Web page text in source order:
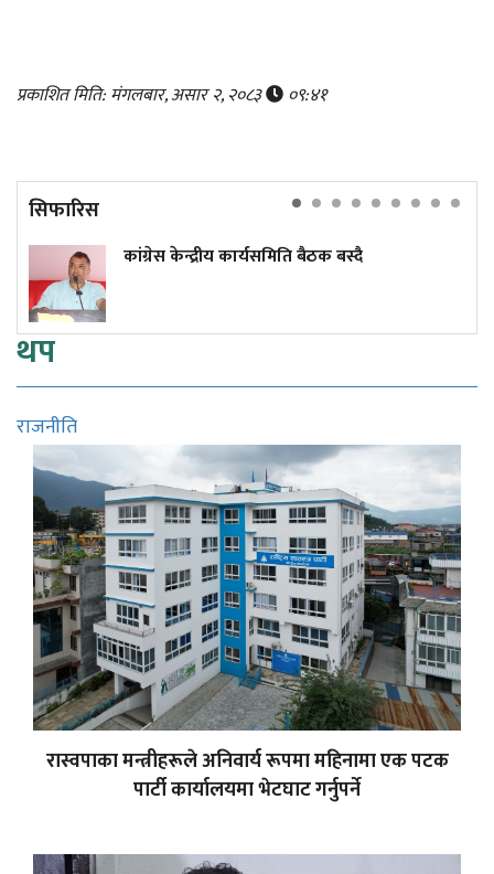
प्रकाशित मिति: मंगलबार, असार २, २०८३ ०९:४१
सिफारिस
कांग्रेस केन्द्रीय कार्यसमिति बैठक बस्दै
थप
राजनीति
रास्वपाका मन्त्रीहरूले अनिवार्य रूपमा महिनामा एक पटक
पार्टी कार्यालयमा भेटघाट गर्नुपर्ने